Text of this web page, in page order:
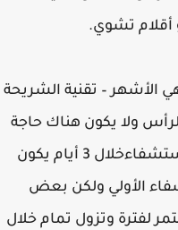
تشوي.
الأشهر – تقنية الشريحة
ولا يكون هناك حاجة
لأي تخدير وريدي أو عام.فترة الاستشفاءخلال 3 أيام يكون
الأولي ولكن بعض
لفترة وتزول تمام خلال